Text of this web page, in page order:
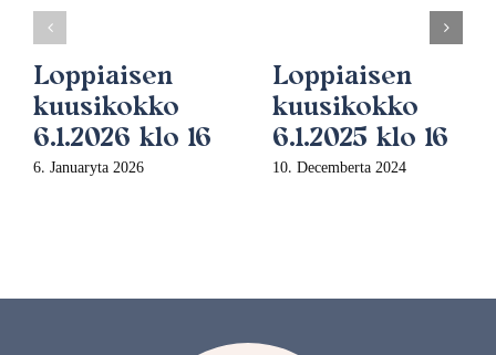
Loppiaisen
kuusikokko
6.1.2026 klo 16
6. Januaryta 2026
Loppiaisen
kuusikokko
6.1.2025 klo 16
10. Decemberta 2024